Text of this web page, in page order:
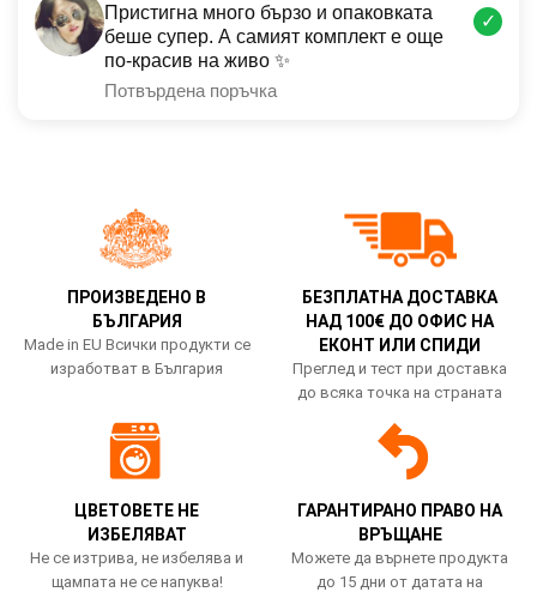
Пристигна много бързо и опаковката
беше супер. А самият комплект е още
по-красив на живо ✨
Потвърдена поръчка
✓
ПРОИЗВЕДЕНО В
БЪЛГАРИЯ
Made in EU Всички продукти се
изработват в България
БЕЗПЛАТНА ДОСТАВКА
НАД 100€ ДО ОФИС НА
ЕКОНТ ИЛИ СПИДИ
Преглед и тест при доставка
до всяка точка на страната
ЦВЕТОВЕТЕ НЕ
ИЗБЕЛЯВАТ
Не се изтрива, не избелява и
щампата не се напуква!
ГАРАНТИРАНО ПРАВО НА
ВРЪЩАНЕ
Можете да върнете продукта
до 15 дни от датата на